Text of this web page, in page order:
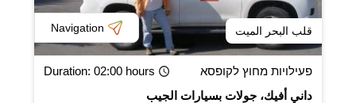
قلب البحر الميت Navigation
פעילויות מחוץ לקופסא Duration: 02:00 hours
داني أفيك، جولات بسيارات الجيب